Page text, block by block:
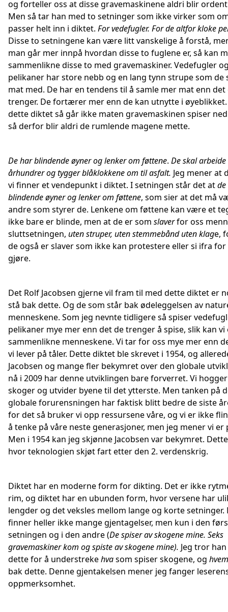
og forteller oss at disse gravemaskinene aldri blir
Men så tar han med to setninger som ikke virker som
passer helt inn i diktet. For vedefugler. For de altfor kloke
Disse to setningene kan være litt vanskelige å forstå,
man går mer innpå hvordan disse to fuglene er, så kan
sammenlikne disse to med gravemaskiner. Vedefugler
pelikaner har store nebb og en lang tynn strupe som de
mat med. De har en tendens til å samle mer mat enn det
trenger. De fortærer mer enn de kan utnytte i
dette diktet så går ikke maten gravemaskinen spiser
så derfor blir aldri de rumlende magene mette.
De har blindende øyner og lenker om føttene. De skal arbeide
århundrer og tygger blåklokkene om til asfalt. Jeg mener at
vi finner et vendepunkt i diktet. I setningen står det at
blindende øyner og lenker om føttene, som sier at det må
andre som styrer de. Lenkene om føttene kan være et
ikke bare er blinde, men at de er som slaverfor oss
sluttsetningen, uten struper, uten stemmebånd uten klage,
de også er slaver som ikke kan protestere eller si ifra
gjøre.
Det Rolf Jacobsen gjerne vil fram til med dette diktet er
stå bak dette. Og de som står bak ødeleggelsen av
menneskene. Som jeg nevnte tidligere så spiser
pelikaner mye mer enn det de trenger å spise, slik kan vi
sammenlikne menneskene. Vi tar for oss mye mer enn
vi lever på tåler. Dette diktet ble skrevet i 1954, og
Jacobsen og mange fler bekymret over den globale
nå i 2009 har denne utviklingen bare forverret. Vi
skoger og utvider byene til det ytterste. Men tanken på
globale forurensningen har faktisk blitt bedre de siste
for det så bruker vi opp ressursene våre, og vi er ikke
å tenke på våre neste generasjoner, men jeg mener vi er
Men i 1954 kan jeg skjønne Jacobsen var bekymret.
hvor teknologien skjøt fart etter den 2. verdenskrig.
Diktet har en moderne form for dikting. Det er ikke
rim, og diktet har en ubunden form, hvor versene har
lengder og det veksles mellom lange og korte setninger.
finner heller ikke mange gjentagelser, men kun i den
setningen og i den andre (De spiser av skogene mine. Seks
gravemaskiner kom og spiste av skogene mine). Jeg tror
dette for å understrekehvasom spiser skogene, og hvem
bak dette. Denne gjentakelsen mener jeg fanger
oppmerksomhet.